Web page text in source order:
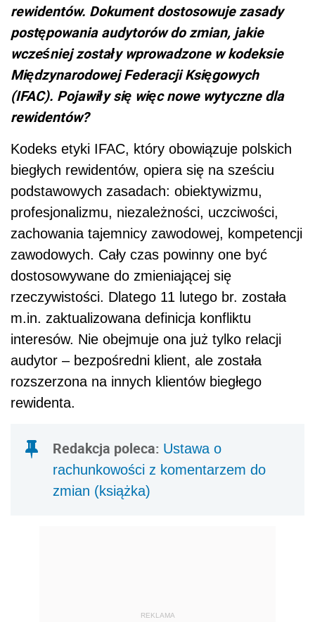
rewidentów. Dokument dostosowuje zasady
postępowania audytorów do zmian, jakie
wcześniej zostały wprowadzone w kodeksie
Międzynarodowej Federacji Księgowych
(IFAC). Pojawiły się więc nowe wytyczne dla
rewidentów?
Kodeks etyki IFAC, który obowiązuje polskich
biegłych rewidentów, opiera się na sześciu
podstawowych zasadach: obiektywizmu,
profesjonalizmu, niezależności, uczciwości,
zachowania tajemnicy zawodowej, kompetencji
zawodowych. Cały czas powinny one być
dostosowywane do zmieniającej się
rzeczywistości. Dlatego 11 lutego br. została
m.in. zaktualizowana definicja konfliktu
interesów. Nie obejmuje ona już tylko relacji
audytor – bezpośredni klient, ale została
rozszerzona na innych klientów biegłego
rewidenta.
Redakcja poleca: Ustawa o
rachunkowości z komentarzem do
zmian (książka)
REKLAMA